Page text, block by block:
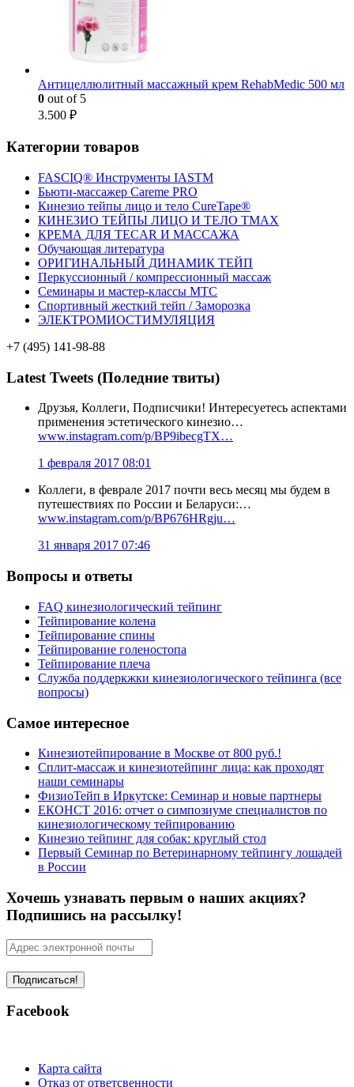
Антицеллюлитный массажный крем RehabMedic 500 мл
0 out of 5
3.500 ₽
Категории товаров
FASCIQ® Инструменты IASTM
Бьюти-массажер Careme PRO
Кинезио тейпы лицо и тело CureTape®
КИНЕЗИО ТЕЙПЫ ЛИЦО И ТЕЛО TMAX
КРЕМА ДЛЯ TECAR И МАССАЖА
Обучающая литература
ОРИГИНАЛЬНЫЙ ДИНАМИК ТЕЙП
Перкуссионный / компрессионный массаж
Семинары и мастер-классы MTC
Спортивный жесткий тейп / Заморозка
ЭЛЕКТРОМИОСТИМУЛЯЦИЯ
+7 (495) 141-98-88
Latest Tweets (Поледние твиты)
Друзья, Коллеги, Подписчики! Интересуетесь аспектами
применения эстетического кинезио…
www.instagram.com/p/BP9ibecgTX…
1 февраля 2017 08:01
Коллеги, в феврале 2017 почти весь месяц мы будем в
путешествиях по России и Беларуси:…
www.instagram.com/p/BP676HRgju…
31 января 2017 07:46
Вопросы и ответы
FAQ кинезиологический тейпинг
Тейпирование колена
Тейпирование спины
Тейпирование голеностопа
Тейпирование плеча
Служба поддеркжки кинезиологического тейпинга (все
вопросы)
Самое интересное
Кинезиотейпирование в Москве от 800 руб.!
Сплит-массаж и кинезиотейпинг лица: как проходят
наши семинары
ФизиоТейп в Иркутске: Семинар и новые партнеры
ЕКОНСТ 2016: отчет о симпозиуме специалистов по
кинезиологическому тейпированию
Кинезио тейпинг для собак: круглый стол
Первый Семинар по Ветеринарному тейпингу лошадей
в России
Хочешь узнавать первым о наших акциях?
Подпишись на рассылку!
Facebook
Карта сайта
Отказ от ответсвенности